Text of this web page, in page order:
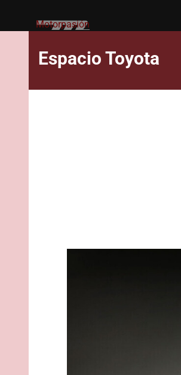
Motorpasión
Espacio Toyota